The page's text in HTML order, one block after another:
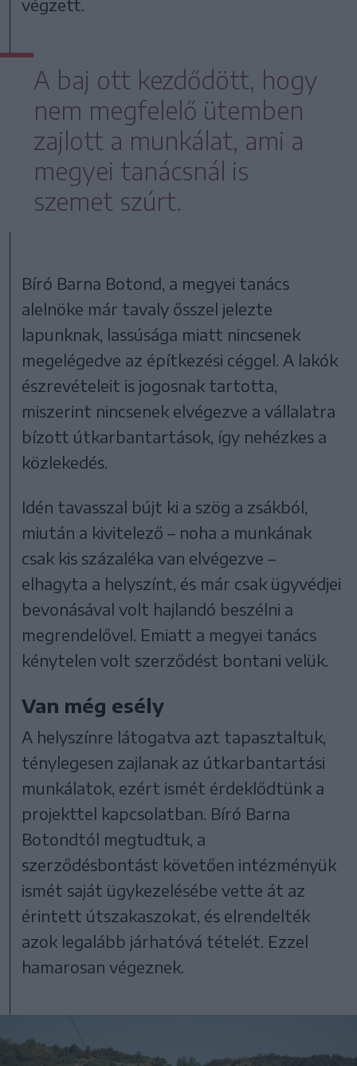
végzett.
A baj ott kezdődött, hogy
nem megfelelő ütemben
zajlott a munkálat, ami a
megyei tanácsnál is
szemet szúrt.
Bíró Barna Botond, a megyei tanács
alelnöke már tavaly ősszel jelezte
lapunknak, lassúsága miatt nincsenek
megelégedve az építkezési céggel. A lakók
észrevételeit is jogosnak tartotta,
miszerint nincsenek elvégezve a vállalatra
bízott útkarbantartások, így nehézkes a
közlekedés.
Idén tavasszal bújt ki a szög a zsákból,
miután a kivitelező – noha a munkának
csak kis százaléka van elvégezve –
elhagyta a helyszínt, és már csak ügyvédjei
bevonásával volt hajlandó beszélni a
megrendelővel. Emiatt a megyei tanács
kénytelen volt szerződést bontani velük.
Van még esély
A helyszínre látogatva azt tapasztaltuk,
ténylegesen zajlanak az útkarbantartási
munkálatok, ezért ismét érdeklődtünk a
projekttel kapcsolatban. Bíró Barna
Botondtól megtudtuk, a
szerződésbontást követően intézményük
ismét saját ügykezelésébe vette át az
érintett útszakaszokat, és elrendelték
azok legalább járhatóvá tételét. Ezzel
hamarosan végeznek.